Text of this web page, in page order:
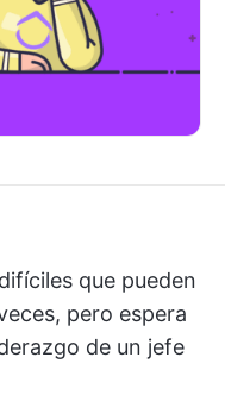
que pueden
pero espera
de un jefe